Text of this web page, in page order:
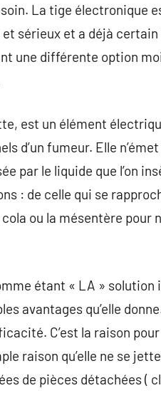
La tige électronique
sérieux et a déjà certain
une différente option
est un élément
d’un fumeur. Elle
par le liquide que l’on
: de celle qui se
ou la mésentère pour
étant « LA »
avantages qu’elle
C’est la raison
raison qu’elle ne se
de pièces détachées (